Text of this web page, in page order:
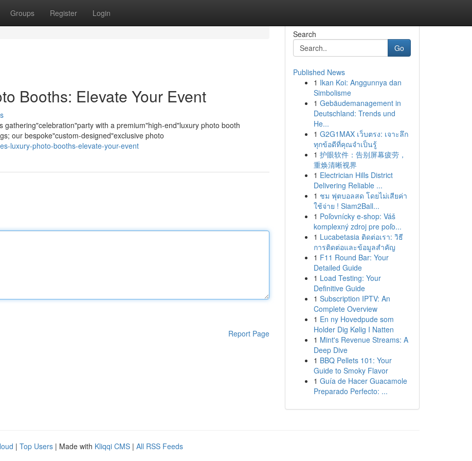
Groups Register Login
Booths: Elevate Your Event
with a premium"high-end"luxury photo booth
our bespoke"custom-designed"exclusive photo
luxury-photo-booths-elevate-your-event
Report Page
Search
Go
Published News
1 Ikan Koi: Anggunnya dan
Simbolisme
1 Gebäudemanagement in
Deutschland: Trends und
He...
1 G2G1MAX เว็บตรง: เจาะลึก
ทุกข้อดีที่คุณจำเป็นรู้
1 护眼软件：告别屏幕疲劳，
重焕清晰视界
1 Electrician Hills District
Delivering Reliable ...
1 ชม ฟุตบอลสด โดยไม่เสียค่า
ใช้จ่าย ! Siam2Ball...
1 Poľovnícky e-shop: Váš
komplexný zdroj pre poľo...
1 Lucabetasia ติดต่อเรา: วิธี
การติดต่อและข้อมูลสำคัญ
1 F11 Round Bar: Your
Detailed Guide
1 Load Testing: Your
Definitive Guide
1 Subscription IPTV: An
Complete Overview
1 En ny Hovedpude som
Holder Dig Kølig I Natten
1 Mint's Revenue Streams: A
Deep Dive
1 BBQ Pellets 101: Your
Guide to Smoky Flavor
1 Guía de Hacer Guacamole
Preparado Perfecto: ...
| Top Users | Made with Kliqqi CMS | All RSS Feeds